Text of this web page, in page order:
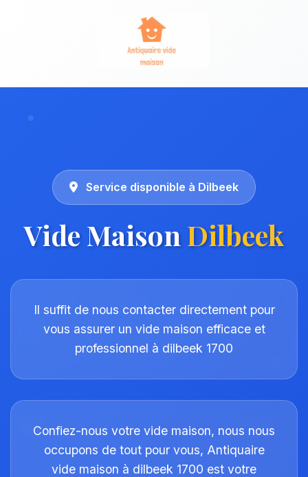
Service disponible à Dilbeek
Vide MaisonDilbeek
Il suffit de nous contacter directement pour
vous assurer un vide maison efficace et
professionnel à dilbeek 1700
Confiez-nous votre vide maison, nous nous
occupons de tout pour vous, Antiquaire
vide maison à dilbeek 1700 est votre